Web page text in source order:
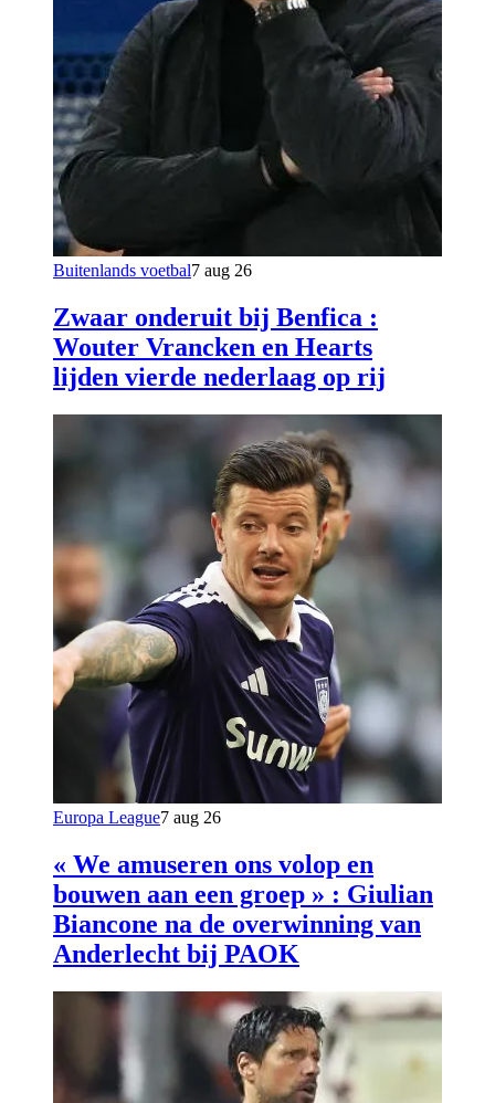
Buitenlands voetbal7 aug 26
Zwaar onderuit bij Benfica :
Wouter Vrancken en Hearts
lijden vierde nederlaag op rij
Europa League7 aug 26
« We amuseren ons volop en
bouwen aan een groep » : Giulian
Biancone na de overwinning van
Anderlecht bij PAOK